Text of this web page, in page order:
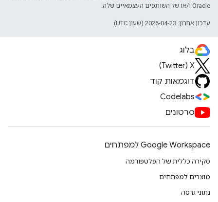
Oracle ו/או של השותפים העצמאיים שלה.
עדכון אחרון: 2026-04-23 (שעון UTC).
בלוג
X‏ (Twitter)
דוגמאות קוד
Codelabs
סרטונים
Google Workspace למפתחים
סקירה כללית של הפלטפורמה
מוצרים למפתחים
נתוני גרסה